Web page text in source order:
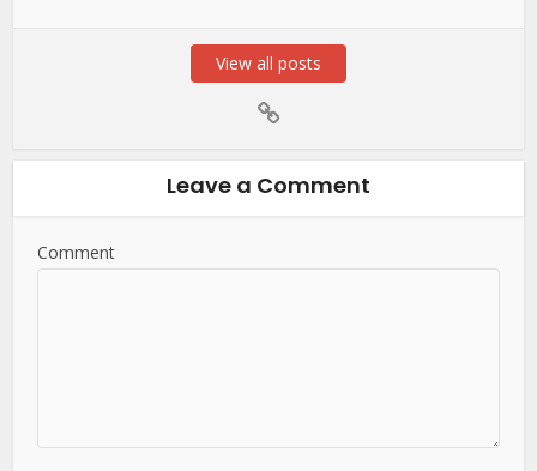
View all posts
Leave a Comment
Comment